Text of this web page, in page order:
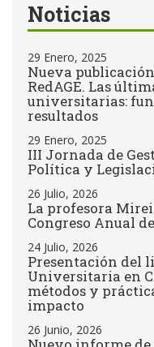
Noticias
29 Enero, 2025
Nueva
RedAGE. Las
universitarias:
resultados
29 Enero, 2025
III Jornada de
Política y
26 Julio, 2026
La profesora
Congreso Anual
24 Julio, 2026
Presentación del
Universitaria en
métodos y
impacto
26 Junio, 2026